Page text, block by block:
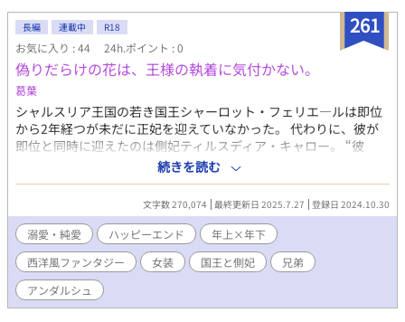
もできずに伸び放題だった後ろ髪を師範に三つ編みにしてもらっ
て以来、師範に編んでもらいたくてずっと伸ばしている） 自分で
は編まないため、師範がいない日は適当に後ろひとつ括りになっ
ている。 口調は乱暴なものの、一途な攻め。 師範（サリュエル）
176センチ、26歳外見。体重かなり軽め。筋肉が無い分柔らかめ
ではあるが脂肪も少ないのでむにっと掴めるのは尻くらいしかな
い。性行為にトラウマ持ちの受け。 透き通る銀髪を肩口でゆるく
一つに括っている。他に類を見ない闇色の瞳。
261
長編 連載中 R18
お気に入り : 44 24h.ポイント : 0
偽りだらけの花は、王様の執着に気付かない。
葛葉
シャルスリア王国の若き国王シャーロット・フェリエ―ルは即位
から2年経つが未だに正妃を迎えていなかった。 代わりに、彼が
即位と同時に迎えたのは側妃ティルスディア・キャロー。 “彼
女”はシャーロットに正妃にと望まれた唯一の人ではあったが、テ
ィルスディアは結婚する際に“側妃”であることを条件にシャーロ
ットの妻となった。 ティルスディアが“側妃”であることを望んだ
理由は、彼女の正体にあった。 彼女の本当の正体は、シャーロッ
トの弟、サファルティア・フェリエ―ル。 兄弟でありながら両想
いだった二人だが、シャルスリア王国は同性婚を認めていない。
そして、相思相愛の二人は派閥争いを避けるため、サファルティ
アは自分の正体を隠して、シャーロットに嫁ぐことを決意する。
だが、“側妃”である以上、シャーロットはティルスディアとは別
続きを読む
文字数 270,074 最終更新日 2025.7.27 登録日 2024.10.30
溺愛・純愛 ハッピーエンド
年上×年下
西洋風ファンタジー
女装 国王と側妃
兄弟
アンダルシュ